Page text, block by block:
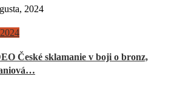
2024
České sklamanie v boji o bronz,